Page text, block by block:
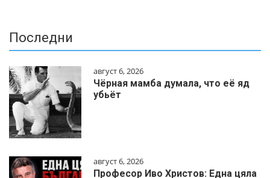
Последни
август 6, 2026
Чёрная мамба думала, что её яд
убьёт
август 6, 2026
Професор Иво Христов: Една цяла